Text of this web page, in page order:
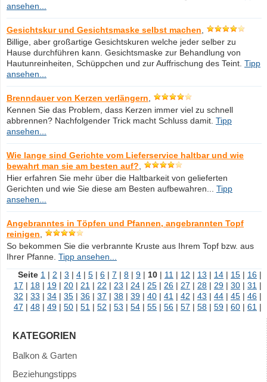
ansehen...
Gesichtskur und Gesichtsmaske selbst machen
Billige, aber großartige Gesichtskuren welche jeder selber zu
Hause durchführen kann. Gesichtsmaske zur Behandlung von
Hautunreinheiten, Schüppchen und zur Auffrischung des Teint. Tipp
ansehen...
Brenndauer von Kerzen verlängern
Kennen Sie das Problem, dass Kerzen immer viel zu schnell
abbrennen? Nachfolgender Trick macht Schluss damit. Tipp
ansehen...
Wie lange sind Gerichte vom Lieferservice haltbar und wie
bewahrt man sie am besten auf?
Hier erfahren Sie mehr über die Haltbarkeit von gelieferten
Gerichten und wie Sie diese am Besten aufbewahren... Tipp
ansehen...
Angebranntes in Töpfen und Pfannen, angebrannten Topf
reinigen
So bekommen Sie die verbrannte Kruste aus Ihrem Topf bzw. aus
Ihrer Pfanne. Tipp ansehen...
Seite 1 | 2 | 3 | 4 | 5 | 6 | 7 | 8 | 9 | 10 | 11 | 12 | 13 | 14 | 15 | 16 |
17 | 18 | 19 | 20 | 21 | 22 | 23 | 24 | 25 | 26 | 27 | 28 | 29 | 30 | 31 |
32 | 33 | 34 | 35 | 36 | 37 | 38 | 39 | 40 | 41 | 42 | 43 | 44 | 45 | 46 |
47 | 48 | 49 | 50 | 51 | 52 | 53 | 54 | 55 | 56 | 57 | 58 | 59 | 60 | 61 |
KATEGORIEN
Balkon & Garten
Beziehungstipps